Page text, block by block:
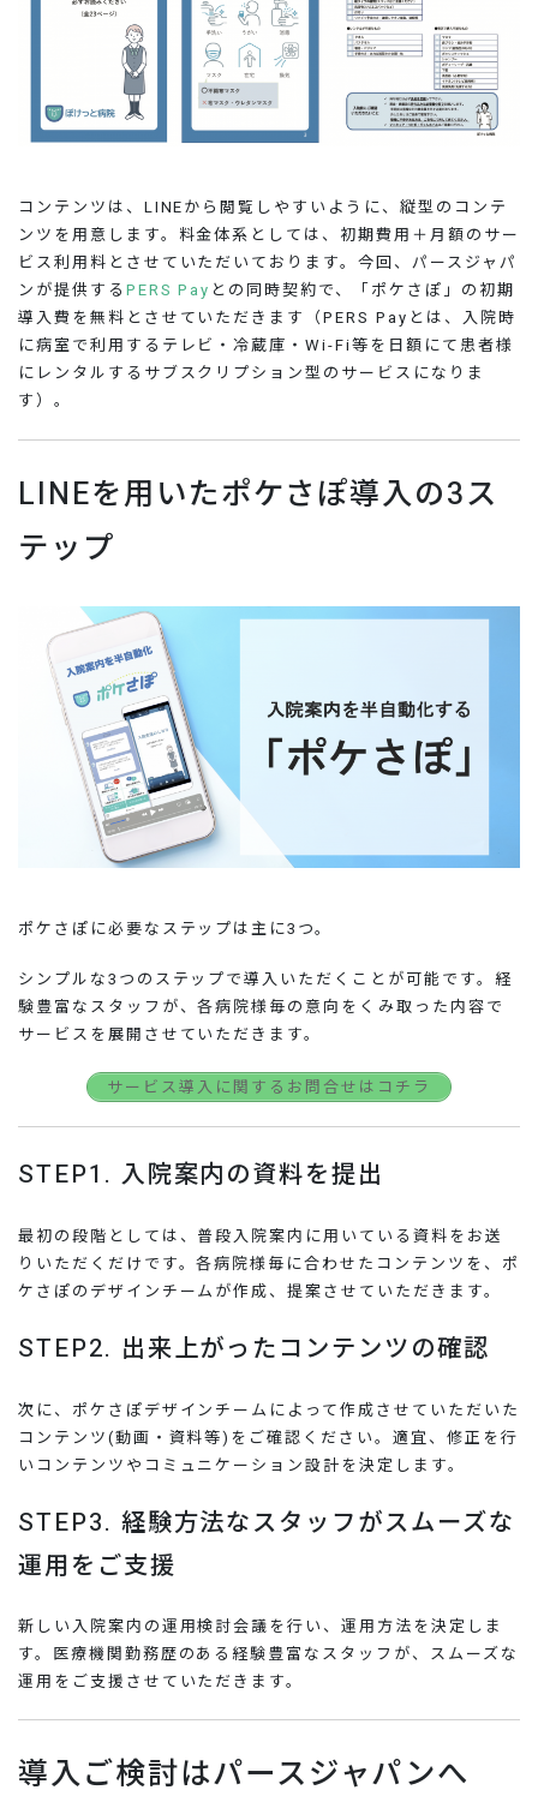
コンテンツは、LINEから閲覧しやすいように、縦型のコンテ
ンツを用意します。料金体系としては、初期費用＋月額のサー
ビス利用料とさせていただいております。今回、パースジャパ
ンが提供する PERS Pay との同時契約で、「ポケさぽ」の初期
導入費を無料とさせていただきます（PERS Payとは、入院時
に病室で利用するテレビ・冷蔵庫・Wi-Fi等を日額にて患者様
にレンタルするサブスクリプション型のサービスになりま
す）。
LINEを用いたポケさぽ導入の3ス
テップ
ポケさぽに必要なステップは主に3つ。
シンプルな3つのステップで導入いただくことが可能です。経
験豊富なスタッフが、各病院様毎の意向をくみ取った内容で
サービスを展開させていただきます。
サービス導入に関するお問合せはコチラ
STEP1. 入院案内の資料を提出
最初の段階としては、普段入院案内に用いている資料をお送
りいただくだけです。各病院様毎に合わせたコンテンツを、ポ
ケさぽのデザインチームが作成、提案させていただきます。
STEP2. 出来上がったコンテンツの確認
次に、ポケさぽデザインチームによって作成させていただいた
コンテンツ(動画・資料等)をご確認ください。適宜、修正を行
いコンテンツやコミュニケーション設計を決定します。
STEP3. 経験方法なスタッフがスムーズな
運用をご支援
新しい入院案内の運用検討会議を行い、運用方法を決定しま
す。医療機関勤務歴のある経験豊富なスタッフが、スムーズな
運用をご支援させていただきます。
導入ご検討はパースジャパンへ